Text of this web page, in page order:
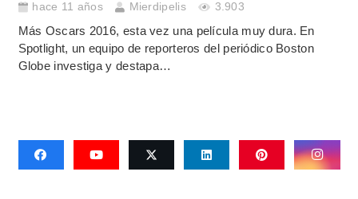
hace 11 años Mierdipelis 3.903
Más Oscars 2016, esta vez una película muy dura. En
Spotlight, un equipo de reporteros del periódico Boston
Globe investiga y destapa…